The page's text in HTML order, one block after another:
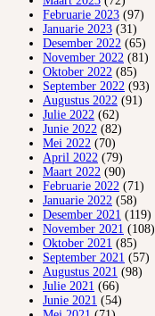
Februarie 2023 (97)
Januarie 2023 (31)
Desember 2022 (65)
November 2022 (81)
Oktober 2022 (85)
September 2022 (93)
Augustus 2022 (91)
Julie 2022 (62)
Junie 2022 (82)
Mei 2022 (70)
April 2022 (79)
Maart 2022 (90)
Februarie 2022 (71)
Januarie 2022 (58)
Desember 2021 (119)
November 2021 (108)
Oktober 2021 (85)
September 2021 (57)
Augustus 2021 (98)
Julie 2021 (66)
Junie 2021 (54)